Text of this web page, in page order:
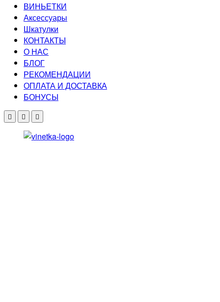
ВИНЬЕТКИ
Аксессуары
Шкатулки
КОНТАКТЫ
О НАС
БЛОГ
РЕКОМЕНДАЦИИ
ОПЛАТА И ДОСТАВКА
БОНУСЫ